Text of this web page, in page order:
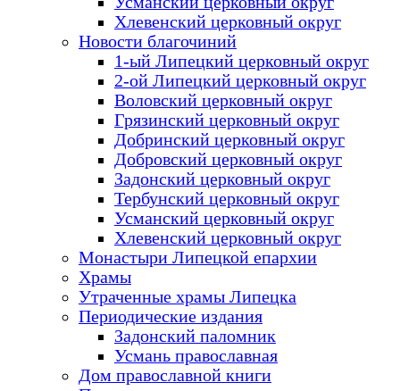
Хлевенский церковный округ
Новости благочиний
1-ый Липецкий церковный округ
2-ой Липецкий церковный округ
Воловский церковный округ
Грязинский церковный округ
Добринский церковный округ
Добровский церковный округ
Задонский церковный округ
Тербунский церковный округ
Усманский церковный округ
Хлевенский церковный округ
Монастыри Липецкой епархии
Храмы
Утраченные храмы Липецка
Периодические издания
Задонский паломник
Усмань православная
Дом православной книги